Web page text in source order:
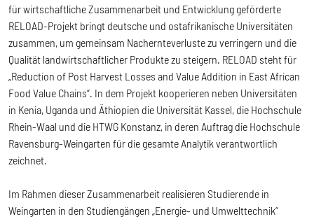
für wirtschaftliche Zusammenarbeit und Entwicklung geförderte
RELOAD-Projekt bringt deutsche und ostafrikanische Universitäten
zusammen, um gemeinsam Nachernteverluste zu verringern und die
Qualität landwirtschaftlicher Produkte zu steigern. RELOAD steht für
„Reduction of Post Harvest Losses and Value Addition in East African
Food Value Chains“. In dem Projekt kooperieren neben Universitäten
in Kenia, Uganda und Äthiopien die Universität Kassel, die Hochschule
Rhein-Waal und die HTWG Konstanz, in deren Auftrag die Hochschule
Ravensburg-Weingarten für die gesamte Analytik verantwortlich
zeichnet.
Im Rahmen dieser Zusammenarbeit realisieren Studierende in
Weingarten in den Studiengängen „Energie- und Umwelttechnik“